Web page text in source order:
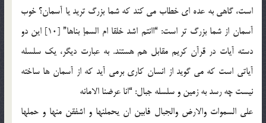
است، گاهی به عده ای خطاب می کند که شما بزرگ ترید یا آسمان؟ خوب
آسمان از شما بزرگ تر است: “اانتم اشد خلقا ام السمإ بناها” [10] این دو
دسته آیات در قرآن کریم مقابل هم هستند. به عبارت دیگر، یک سلسله
آیاتی است که می گوید از انسان کاری برمی آید که از آسمان ها ساخته
نیست چه رسد به زمین و سلسله جبال: “انا عرضنا الامانه
علی السموات والارض والجبال فابین ان یحملنها و اشفقن منها و حملها